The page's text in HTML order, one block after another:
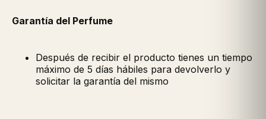
Garantía del Perfume
Después de recibir el producto tienes un tiempo
máximo de 5 días hábiles para devolverlo y
solicitar la garantía del mismo